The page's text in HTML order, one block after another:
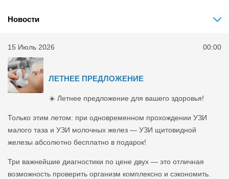
Новости
15 Июль 2026 00:00
ЛЕТНЕЕ ПРЕДЛОЖЕНИЕ
☀️ Летнее предложение для вашего здоровья!
Только этим летом: при одновременном прохождении УЗИ
малого таза и УЗИ молочных желез — УЗИ щитовидной
железы абсолютно бесплатно в подарок!
Три важнейшие диагностики по цене двух — это отличная
возможность проверить организм комплексно и сэкономить.